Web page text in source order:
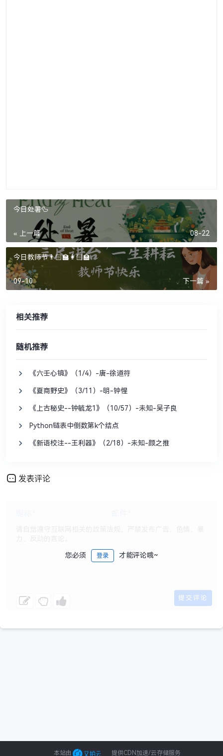
今日处暑🦆
« 上一篇 08-22
今日教师节👨🏻‍🏫👩🏻‍🏫
下一篇 »
09-10
相关推荐
随机推荐
《六壬心镜》（1/4）-唐-徐道符
《夏商野史》（3/11）-明-钟惺
《上古秘史--钟毓龙1》（10/57）-未知-吴子良
Python链表中倒数第k个结点
《新语校注--王利器》（2/18）-未知-颜之推
发表评论
您必须 登录 才能评论哦~
本站由 提供CDN加速/云存储服务